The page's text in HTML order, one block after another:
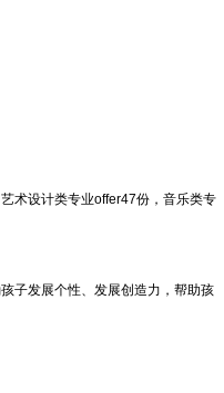
术设计类专业offer47份，音乐类专
子发展个性、发展创造力，帮助孩